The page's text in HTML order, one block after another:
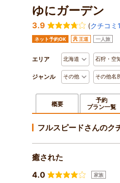
ゆにガーデン
3.9 (クチコミ
ネット予約OK 王道 一人旅
エリア 北海道 石狩・空
ジャンル その他 その他名
概要
予約
プラン一覧
フルスピードさんのク
癒された
4.0
家族